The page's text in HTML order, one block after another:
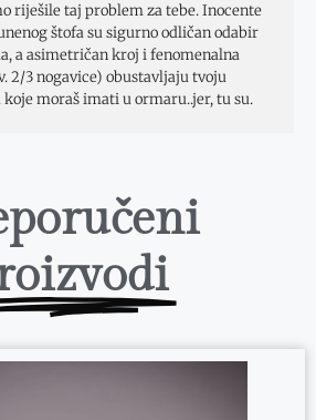
riješile taj problem za tebe. Inocente
štofa su sigurno odličan odabir
a asimetričan kroj i fenomenalna
2/3 nogavice) obustavljaju tvoju
moraš imati u ormaru..jer, tu su.